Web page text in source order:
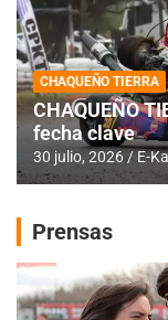
CHAQUEÑO TIERRA
CHAQUEÑO
fecha clave
30 julio, 2026 E-
Prensas